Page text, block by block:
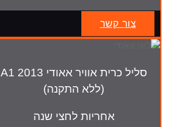
צור קשר
סליל כרית אוויר אאודי A1 2013
(ללא התקנה)
אחריות לחצי שנה